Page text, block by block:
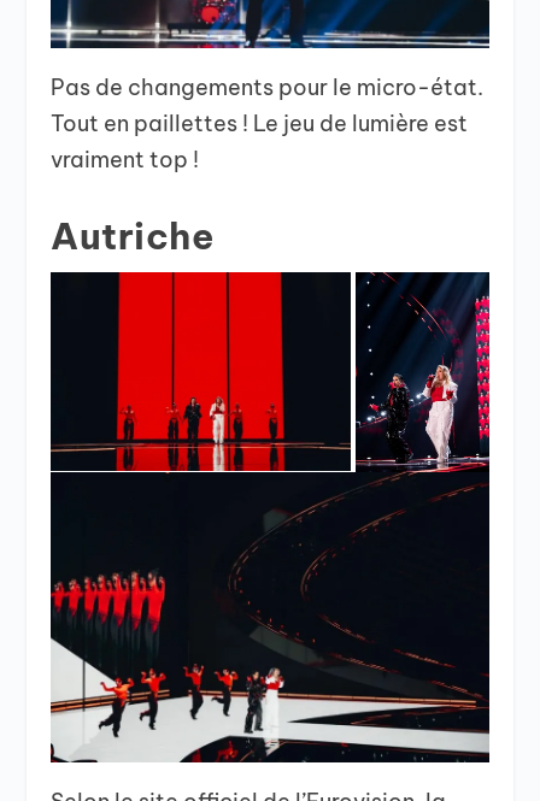
Pas de changements pour le micro-état.
Tout en paillettes ! Le jeu de lumière est
vraiment top !
Autriche